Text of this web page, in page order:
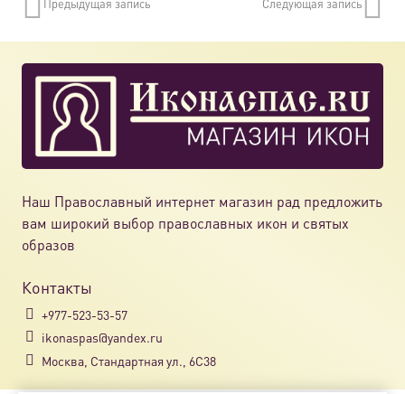
Предыдущая запись Следующая запись
Наш Православный интернет магазин рад предложить
вам широкий выбор православных икон и святых
образов
Контакты
+977-523-53-57
ikonaspas@yandex.ru
Москва, Стандартная ул., 6С38